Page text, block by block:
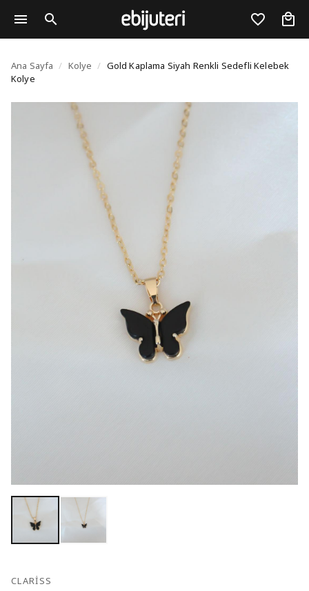
Gold Kaplama Siyah
Ana Sayfa / Kolye / Gold Kaplama Siyah Renkli Sedefli Kelebek
Kolye
CLARISS